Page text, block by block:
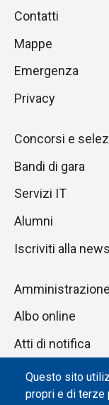
Questo sito
propri e di terze
Salta
sezione
Piè
di
pagina
Contatti
Mappe
Emergenza
Privacy
Concorsi e
Bandi di gara
Servizi IT
Alumni
Iscriviti alla
Albo online
Atti di notifica
Dichiarazione
Impostazione